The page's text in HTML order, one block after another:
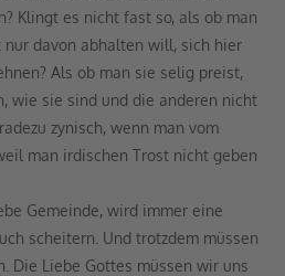
Klingt es nicht fast so, als ob man
davon abhalten will, sich hier
Als ob man sie selig preist,
wie sie sind und die anderen nicht
zynisch, wenn man vom
man irdischen Trost nicht geben
Gemeinde, wird immer eine
scheitern. Und trotzdem müssen
Die Liebe Gottes müssen wir uns